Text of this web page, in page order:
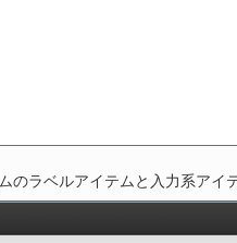
のラベルアイテムと入力系ア